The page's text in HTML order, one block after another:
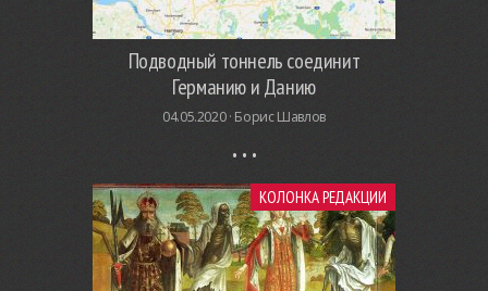
Подводный тоннель соединит
Германию и Данию
04.05.2020 · Борис Шавлов
КОЛОНКА РЕДАКЦИИ